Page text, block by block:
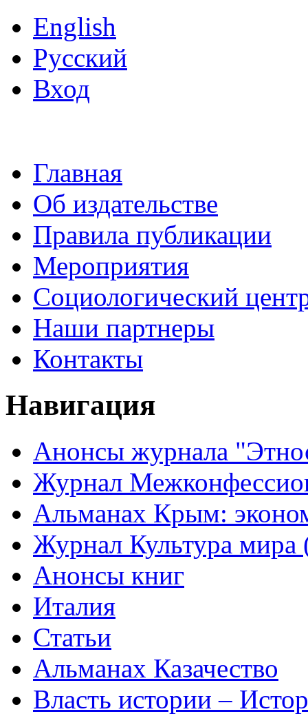
English
Русский
Вход
Главная
Об издательстве
Правила публикации
Мероприятия
Социологический
Наши партнеры
Контакты
Навигация
Анонсы журнала
Журнал
Альманах Крым:
Журнал Культура
Анонсы книг
Италия
Статьи
Альманах Казачество
Власть истории –